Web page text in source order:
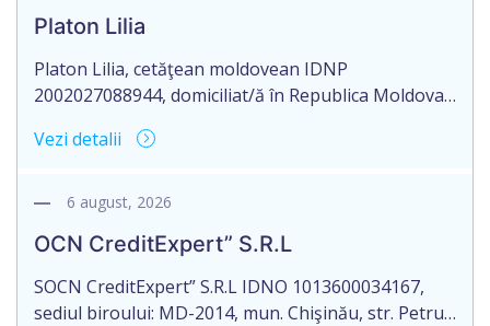
Platon Lilia
Platon Lilia, cetăţean moldovean IDNP
2002027088944, domiciliat/ă în Republica Moldova,
ap. 1, identificat/ă prin buletinul de identitate
Servicii Publice, anunţă pierderea Testamentului
notarul Mamadjanova Tatiana, originalul căruia se
păstrează în arhiva […]
Vezi detalii
6 august, 2026
OCN CreditExpert” S.R.L
SOCN CreditExpert” S.R.L IDNO 1013600034167,
sediul biroului: MD-2014, mun. Chişinău, str. Petru